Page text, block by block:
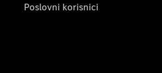
Poslovni korisnici